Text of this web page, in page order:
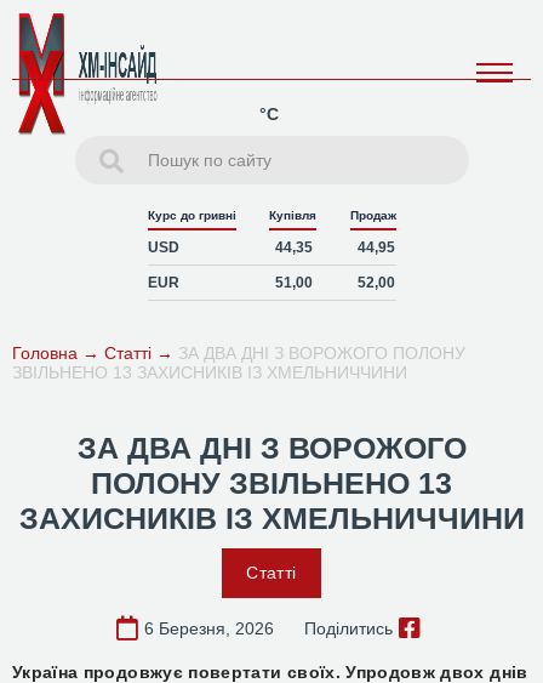
°C
Курс до гривні Купівля Продаж
USD 44,35 44,95
EUR 51,00 52,00
Головна → Статті → ЗА ДВА ДНІ З ВОРОЖОГО ПОЛОНУ
ЗВІЛЬНЕНО 13 ЗАХИСНИКІВ ІЗ ХМЕЛЬНИЧЧИНИ
ЗА ДВА ДНІ З ВОРОЖОГО
ПОЛОНУ ЗВІЛЬНЕНО 13
ЗАХИСНИКІВ ІЗ ХМЕЛЬНИЧЧИНИ
Статті
6 Березня, 2026 Поділитись
Україна продовжує повертати своїх. Упродовж двох днів